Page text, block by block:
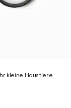
kleine Haustiere